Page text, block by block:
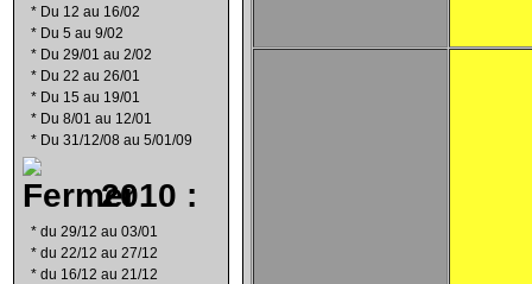
* Du 12 au 16/02
* Du 5 au 9/02
* Du 29/01 au 2/02
* Du 22 au 26/01
* Du 15 au 19/01
* Du 8/01 au 12/01
* Du 31/12/08 au 5/01/09
2010 :
* du 29/12 au 03/01
* du 22/12 au 27/12
* du 16/12 au 21/12